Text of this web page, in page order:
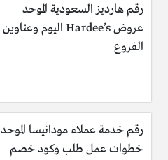
رقم هارديز السعودية الموحد
عروض Hardee’s اليوم وعناوين
الفروع
رقم خدمة عملاء مودانيسا الموحد
خطوات عمل طلب وكود خصم